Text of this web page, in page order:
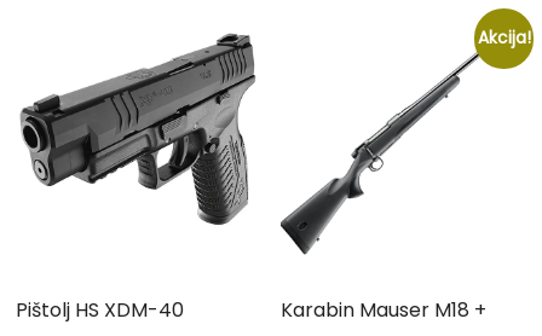
Pištolj HS XDM-40
Akcija!
Karabin Mauser M18 +